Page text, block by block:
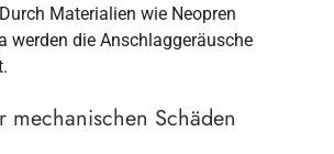
Materialien wie Neopren
werden die Anschlaggeräusche
mechanischen Schäden